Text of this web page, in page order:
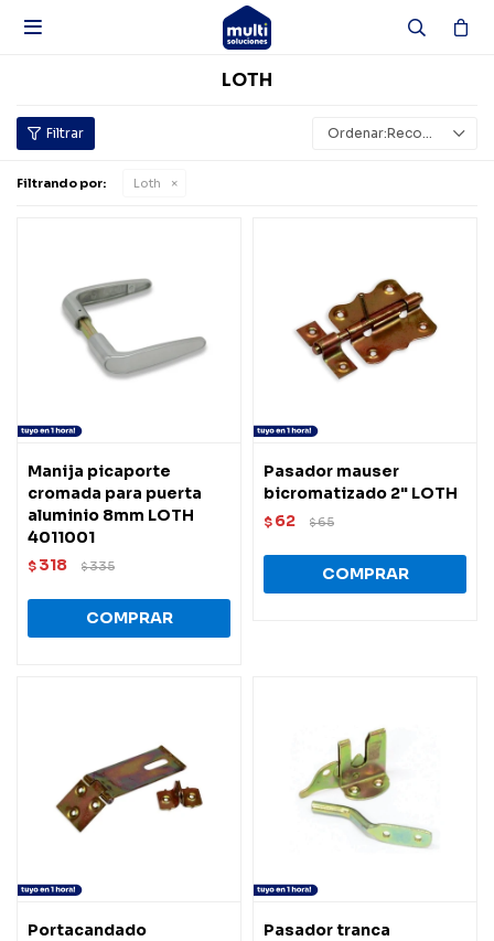

LOTH
Recomendados
Filtrando por: Loth
Manija picaporte
cromada para puerta
aluminio 8mm LOTH
4011001
$ 318 $335
Pasador mauser
bicromatizado 2" LOTH
$ 62 $65
Portacandado
Pasador tranca